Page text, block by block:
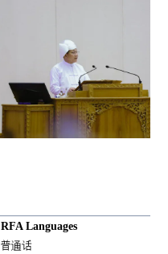
RFA Languages
普通话